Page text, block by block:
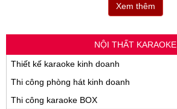
Xem thêm
NỘI THẤT KARAOKE
Thiết kế karaoke kinh doanh
Thi công phòng hát kinh doanh
Thi công karaoke BOX